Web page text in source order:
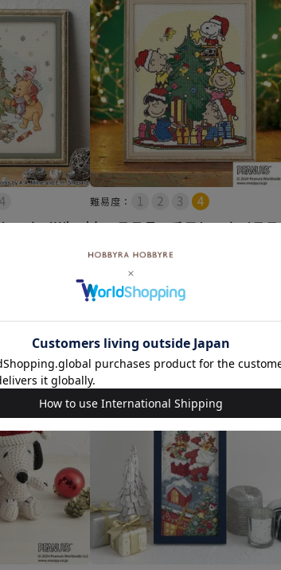
ーム＜Winni
の飾りつけ
れる
難易度：
クロスステッチフレーム＜スヌ
10,670
カートに入れる